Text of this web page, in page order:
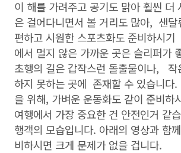
이 해를 가려주고 공기도 맑아 훨씬 더
은 걸어다니면서 볼 거리도 많아, 샌달
편하고 시원한 스포츠화도 준비하시
에서 멀지 않은 가까운 곳은 슬리퍼가
초행의 길은 갑작스런 돌출물이나, 작
하지 못하는 곳에 존재할 수 있습니다
을 위해, 가벼운 운동화도 같이 준비하
여행에서 가장 중요한 건 안전인거 같
행객의 모습입니다. 아래의 영상과 함
비하시면 크게 문제가 없을 겁니다.